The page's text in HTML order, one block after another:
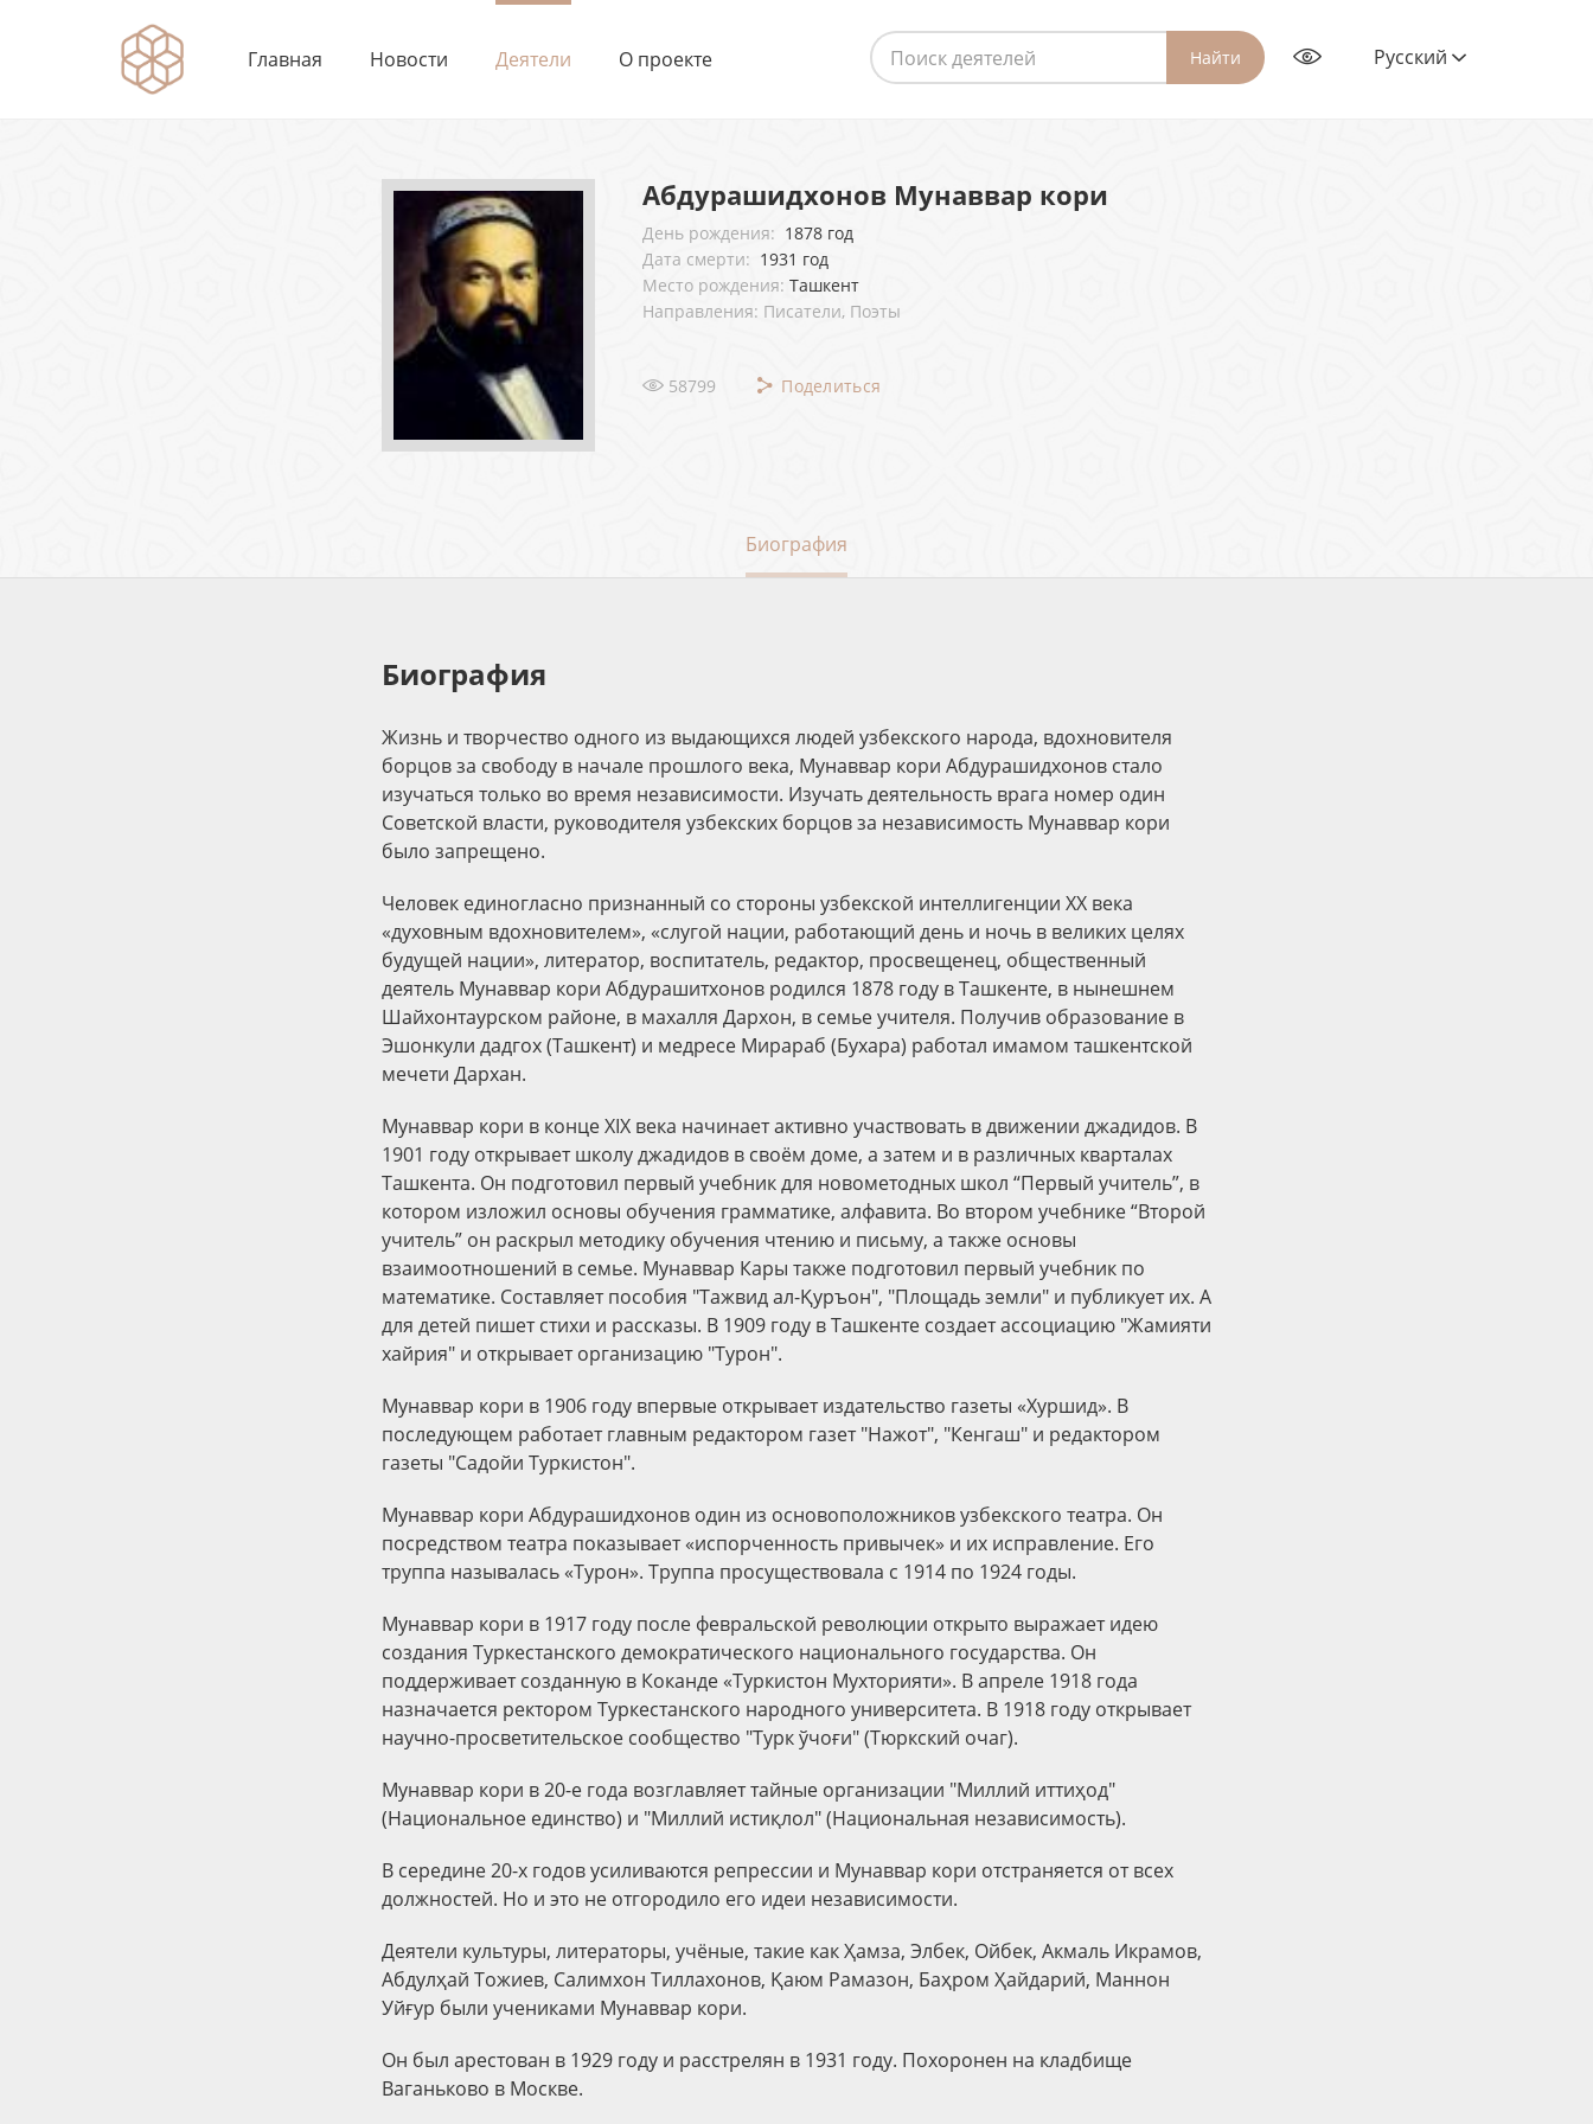
Главная Новости Деятели О проекте Найти Русский
Абдурашидхонов Мунаввар кори
День рождения: 1878 год
Дата смерти: 1931 год
Место рождения: Ташкент
Направления: Писатели, Поэты
58799 Поделиться
Биография
Биография
Жизнь и творчество одного из выдающихся людей узбекского народа, вдохновителя
борцов за свободу в начале прошлого века, Мунаввар кори Абдурашидхонов стало
изучаться только во время независимости. Изучать деятельность врага номер один
Советской власти, руководителя узбекских борцов за независимость Мунаввар кори
было запрещено.
Человек единогласно признанный со стороны узбекской интеллигенции XX века
«духовным вдохновителем», «слугой нации, работающий день и ночь в великих целях
будущей нации», литератор, воспитатель, редактор, просвещенец, общественный
деятель Мунаввар кори Абдурашитхонов родился 1878 году в Ташкенте, в нынешнем
Шайхонтаурском районе, в махалля Дархон, в семье учителя. Получив образование в
Эшонкули дадгох (Ташкент) и медресе Мирараб (Бухара) работал имамом ташкентской
мечети Дархан.
Мунаввар кори в конце ХIХ века начинает активно участвовать в движении джадидов. В
1901 году открывает школу джадидов в своём доме, а затем и в различных кварталах
Ташкента. Он подготовил первый учебник для новометодных школ “Первый учитель”, в
котором изложил основы обучения грамматике, алфавита. Во втором учебнике “Второй
учитель” он раскрыл методику обучения чтению и письму, а также основы
взаимоотношений в семье. Мунаввар Кары также подготовил первый учебник по
математике. Составляет пособия "Тажвид ал-Қуръон", "Площадь земли" и публикует их. А
для детей пишет стихи и рассказы. В 1909 году в Ташкенте создает ассоциацию "Жамияти
хайрия" и открывает организацию "Турон".
Мунаввар кори в 1906 году впервые открывает издательство газеты «Хуршид». В
последующем работает главным редактором газет "Нажот", "Кенгаш" и редактором
газеты "Садойи Туркистон".
Мунаввар кори Абдурашидхонов один из основоположников узбекского театра. Он
посредством театра показывает «испорченность привычек» и их исправление. Его
труппа называлась «Турон». Труппа просуществовала с 1914 по 1924 годы.
Мунаввар кори в 1917 году после февральской революции открыто выражает идею
создания Туркестанского демократического национального государства. Он
поддерживает созданную в Коканде «Туркистон Мухторияти». В апреле 1918 года
назначается ректором Туркестанского народного университета. В 1918 году открывает
научно-просветительское сообщество "Турк ўчоғи" (Тюркский очаг).
Мунаввар кори в 20-е года возглавляет тайные организации "Миллий иттиҳод"
(Национальное единство) и "Миллий истиқлол" (Национальная независимость).
В середине 20-х годов усиливаются репрессии и Мунаввар кори отстраняется от всех
должностей. Но и это не отгородило его идеи независимости.
Деятели культуры, литераторы, учёные, такие как Ҳамза, Элбек, Ойбек, Акмаль Икрамов,
Абдулҳай Тожиев, Салимхон Тиллахонов, Қаюм Рамазон, Баҳром Ҳайдарий, Маннон
Уйғур были учениками Мунаввар кори.
Он был арестован в 1929 году и расстрелян в 1931 году. Похоронен на кладбище
Ваганьково в Москве.